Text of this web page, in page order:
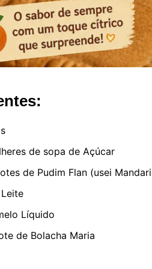
de sopa de Açúcar
de Pudim Flan (usei
Líquido
de Bolacha Maria